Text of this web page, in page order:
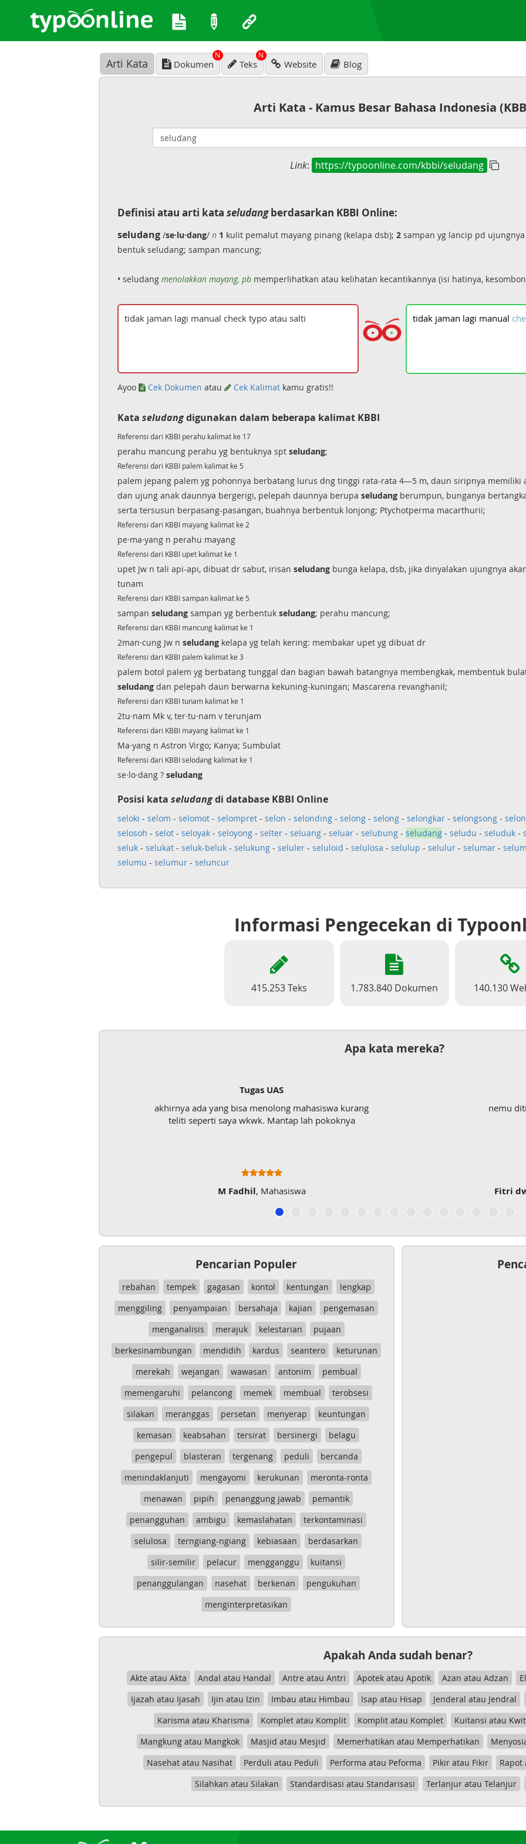
Arti Kata Dokumen
N
Teks
N
Website Blog
Arti Kata - Kamus Besar Bahasa Indonesia
Link: https://typoonline.com/kbbi/seludang
Definisi atau arti kata seludangberdasarkan KBBI Online:
seludang/se·lu·dang/ n 1 kulit pemalut mayang pinang (kelapa dsb); 2sampan yg lancip pd
bentuk seludang; sampan mancung;
• seludangmenolakkan mayang, pbmemperlihatkan atau kelihatan kecantikannya (isi hatinya,
tidak jaman lagi manual
Ayoo Cek Dokumen atau Cek Kalimatkamu gratis!!
Kata seludangdigunakan dalam beberapa kalimat KBBI
Referensi dari KBBI perahu kalimat ke 17
perahu mancung perahu yg bentuknya spt seludang;
Referensi dari KBBI palem kalimat ke 5
palem jepang palem yg pohonnya berbatang lurus dng tinggi rata-rata 4—5 m, daun siripnya memiliki
dan ujung anak daunnya bergerigi, pelepah daunnya berupa seludangberumpun, bunganya
serta tersusun berpasang-pasangan, buahnya berbentuk lonjong; Ptychotperma macarthurii;
Referensi dari KBBI mayang kalimat ke 2
pe·ma·yang n perahu mayang
Referensi dari KBBI upet kalimat ke 1
upet Jw n tali api-api, dibuat dr sabut, irisan seludangbunga kelapa, dsb, jika dinyalakan ujungnya
tunam
Referensi dari KBBI sampan kalimat ke 5
sampan seludangsampan yg berbentuk seludang; perahu mancung;
Referensi dari KBBI mancung kalimat ke 1
2man·cung Jw n seludangkelapa yg telah kering: membakar upet yg dibuat dr
Referensi dari KBBI palem kalimat ke 3
palem botol palem yg berbatang tunggal dan bagian bawah batangnya membengkak, membentuk
seludangdan pelepah daun berwarna kekuning-kuningan; Mascarena revanghanil;
Referensi dari KBBI tunam kalimat ke 1
2tu·nam Mk v, ter·tu·nam v terunjam
Referensi dari KBBI mayang kalimat ke 1
Ma·yang n Astron Virgo; Kanya; Sumbulat
Referensi dari KBBI selodang kalimat ke 1
se·lo·dang ? seludang
Posisi kata seludangdi database KBBI Online
seloki - selom - selomot- selompret- selon - selonding- selong- selong- selongkar- selongsong-
selosoh - selot- seloyak- seloyong- selter- seluang- seluar- selubung- seludang- seludu - seluduk-
seluk- selukat- seluk-beluk- selukung- seluler- seluloid - selulosa - selulup - selulur- selumar-
selumu - selumur- seluncur
Informasi Pengecekan di
415.253 Teks 1.783.840 Dokumen 140.130
Apa kata mereka?
akhirnya ada yang bisa menolong mahasiswa kurang
teliti seperti saya wkwk. Mantap lah pokoknya
, Mahasiswa
nemu ditiktokk, sngt
,
Pencarian Populer
rebahan tempek gagasan kontol kentungan
lengkap
menggiling
penyampaian bersahaja kajian
pengemasan
menganalisis
merajuk kelestarian
pujaan
berkesinambungan
mendidih kardus seantero
keturunan
merekah
wejangan wawasan antonim
pembual
memengaruhi
pelancong memek membual
terobsesi
silakan
meranggas persetan menyerap
keuntungan
kemasan
keabsahan tersirat bersinergi
belagu
pengepul
blasteran tergenang peduli
bercanda
menindaklanjuti
mengayomi kerukunan
meronta-ronta
menawan
pipih penanggung jawab
pemantik
penangguhan
ambigu kemaslahatan
terkontaminasi
selulosa
terngiang-ngiang kebiasaan
berdasarkan
silir-semilir
pelacur mengganggu
kuitansi
penanggulangan
nasehat berkenan
pengukuhan
menginterpretasikan
Apakah Anda sudah benar?
Akte atau Akta Andal atau Handal Antre atau Antri Apotek atau Apotik Azan atau Adzan
Ijazah atau Ijasah
Ijin atau Izin Imbau atau Himbau Isap atau Hisap Jenderal atau Jendral
Karisma atau Kharisma
Komplet atau Komplit Komplit atau Komplet Kuitansi atau
Mangkung atau Mangkok
Masjid atau Mesjid Memerhatikan atau Memperhatikan
Nasehat atau Nasihat
Perduli atau Peduli Performa atau Peforma Pikir atau Fikir Rapot
Silahkan atau Silakan
Standardisasi atau Standarisasi Terlanjur atau Telanjur